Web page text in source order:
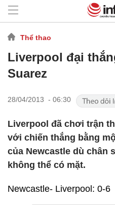
Thể thao
Liverpool đại
Suarez
28/04/2013 - 06:30
Liverpool đã chơi trận
với chiến thắng bằng
của Newcastle dù chân
không thể có mặt.
Newcastle- Liverpool: 0-6